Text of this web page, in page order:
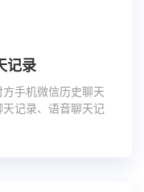
记录
手机微信历史聊天
记录、语音聊天记